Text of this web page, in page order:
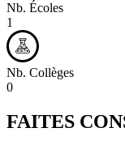
Nb. Écoles
1
Nb. Collèges
0
FAITES